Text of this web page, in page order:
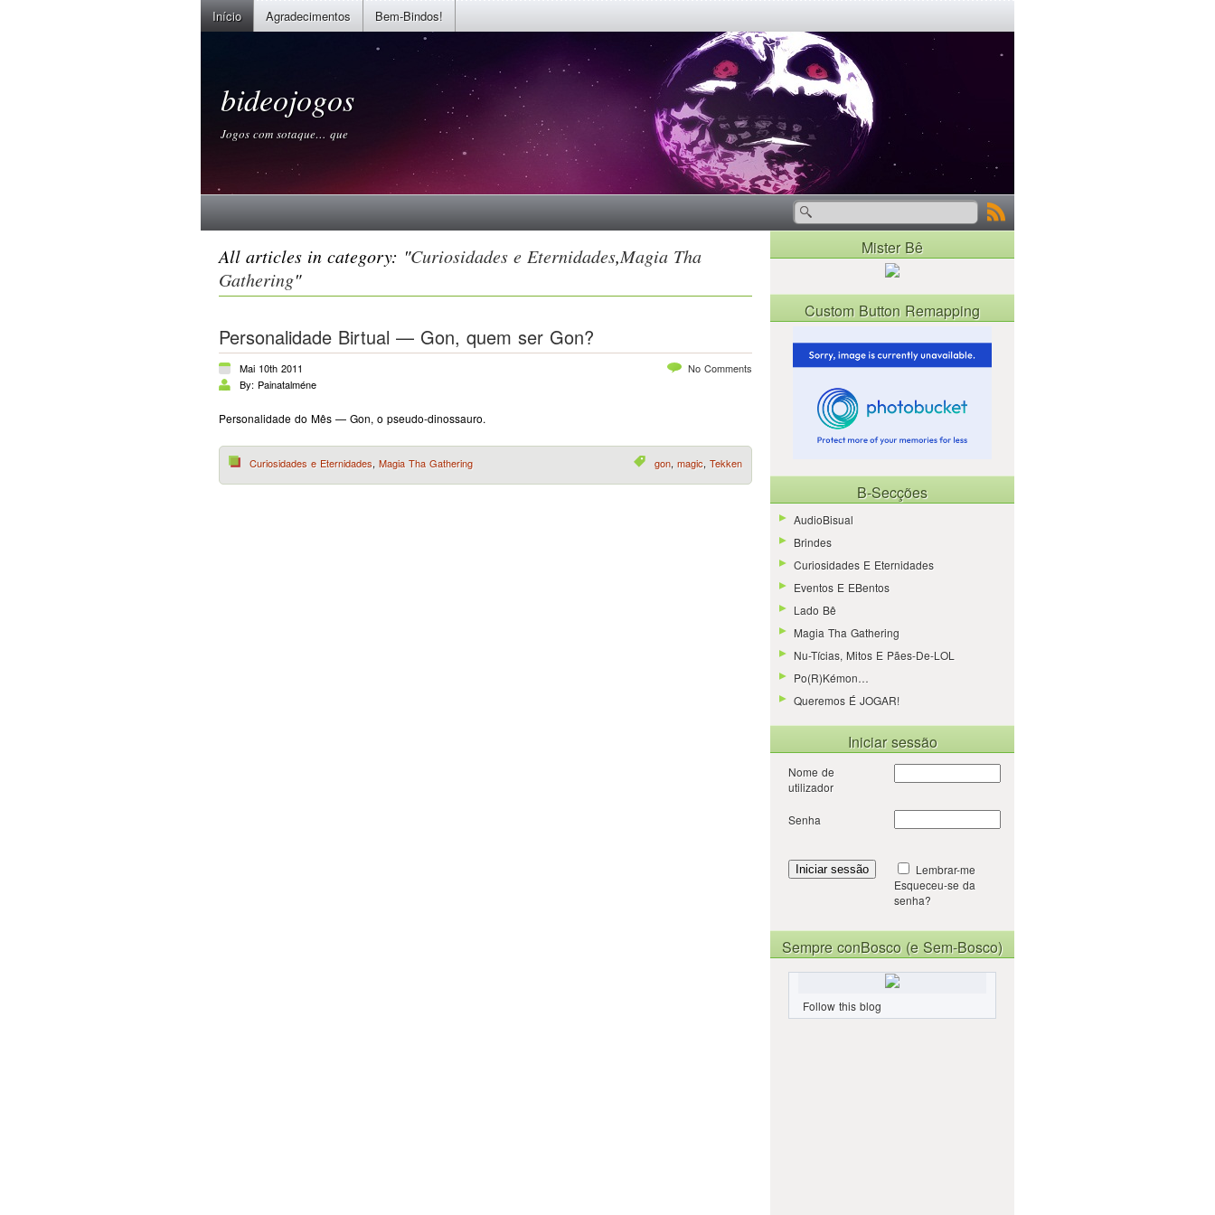
Início Agradecimentos Bem-Bindos!
bideojogos
Jogos com sotaque… que
All articles in category: "Curiosidades e Eternidades,Magia Tha
Gathering"
Personalidade Birtual — Gon, quem ser Gon?
Mai 10th 2011
By: Painatalméne
No Comments
Personalidade do Mês — Gon, o pseudo-dinossauro.
Curiosidades e Eternidades, Magia Tha Gathering gon, magic, Tekken
Mister Bê
Custom Button Remapping
B-Secções
AudioBisual
Brindes
Curiosidades E Eternidades
Eventos E EBentos
Lado Bê
Magia Tha Gathering
Nu-Tícias, Mitos E Pães-De-LOL
Po(r)kémon…
Queremos É JOGAR!
Iniciar sessão
Nome de
utilizador
Senha
Lembrar-me
Esqueceu-se da
senha?
Sempre conBosco (e Sem-Bosco)
Follow this blog